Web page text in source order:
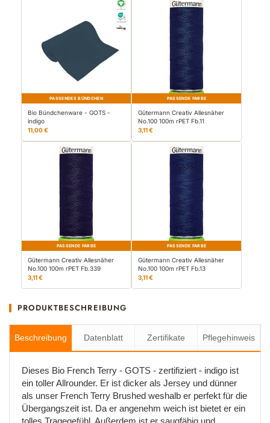
PASSENDES BÜNDCHEN
Bio Bündchenware - GOTS -
indigo
11,00 €
PASSENDE FARBE
Gütermann Creativ Allesnäher
No.100 100m rPET Fb.11
3,11 €
PASSENDE FARBE
Gütermann Creativ Allesnäher
No.100 100m rPET Fb.339
3,11 €
PASSENDE FARBE
Gütermann Creativ Allesnäher
No.100 100m rPET Fb.13
3,11 €
PRODUKTBESCHREIBUNG
Beschreibung Datenblatt Zertifikate Pflegehinweis
Dieses Bio French Terry - GOTS - zertifiziert - indigo ist
ein toller Allrounder. Er ist dicker als Jersey und dünner
als unser French Terry Brushed weshalb er perfekt für die
Übergangszeit ist. Da er angenehm weich ist bietet er ein
tolles Tragegefühl. Außerdem ist er saugfähig und